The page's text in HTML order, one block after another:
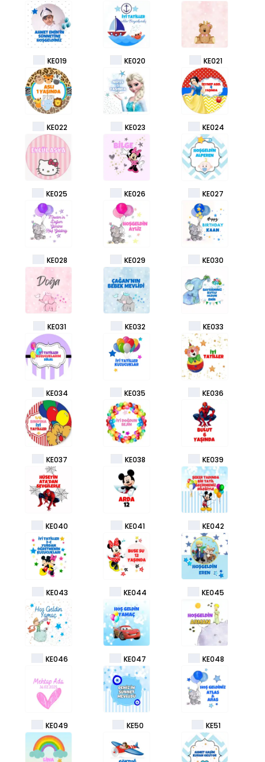
KE019 KE020 KE021
KE022 KE023 KE024
KE025 KE026 KE027
KE028 KE029 KE030
KE031 KE032 KE033
KE034 KE035 KE036
KE037 KE038 KE039
KE040 KE041 KE042
KE043 KE044 KE045
KE046 KE047 KE048
KE049 KE50 KE51